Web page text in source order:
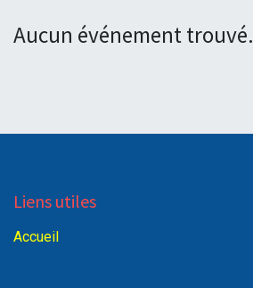
Aucun événement trouvé.
Liens utiles
Accueil